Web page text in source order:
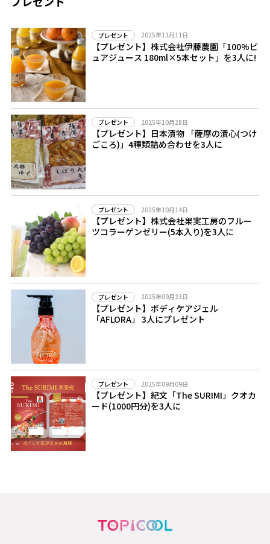
プレゼント 2025年11月11日
【プレゼント】株式会社伊藤農園「100%ピ
ュアジュース 180ml×5本セット」を3人に!
プレゼント 2025年10月28日
【プレゼント】日本漬物 「薩摩の漬心(つけ
ごころ)」4種類詰め合わせを3人に
プレゼント 2025年10月14日
【プレゼント】株式会社果実工房のフルー
ツコラーゲンゼリー(5本入り)を3人に
プレゼント 2025年09月23日
【プレゼント】ボディケアジェル
「AFLORA」 3人にプレゼント
プレゼント 2025年09月09日
【プレゼント】紀文「The SURIMI」クオカ
ード(1000円分)を3人に